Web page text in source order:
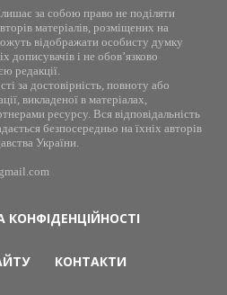
за собою право не поділяти
матеріалів, розміщених на
відображати особисту думку
дописувачів і не обов’язково
редакції.
за достовірність, повноту або
викладеної в матеріалах,
ресурсу. Вся відповідальність
безпосередньо на їхніх авторів
України.
КОНФІДЕНЦІЙНОСТІ
КОНТАКТИ